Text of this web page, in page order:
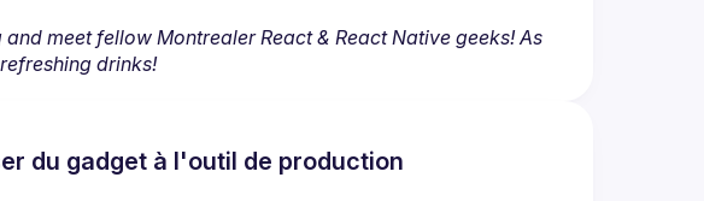
meet fellow Montrealer React & React Native geeks! As
drinks!
du gadget à l'outil de production